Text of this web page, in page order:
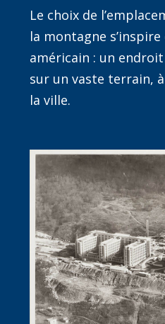
Le choix de
la montagne
américain : un
sur un vaste terrain,
la ville.